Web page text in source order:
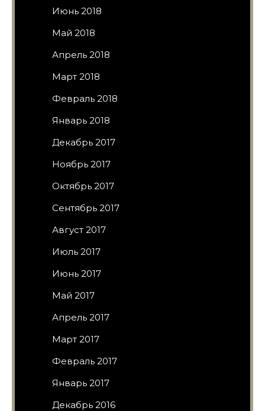
Июнь 2018
Май 2018
Апрель 2018
Март 2018
Февраль 2018
Январь 2018
Декабрь 2017
Ноябрь 2017
Октябрь 2017
Сентябрь 2017
Август 2017
Июль 2017
Июнь 2017
Май 2017
Апрель 2017
Март 2017
Февраль 2017
Январь 2017
Декабрь 2016